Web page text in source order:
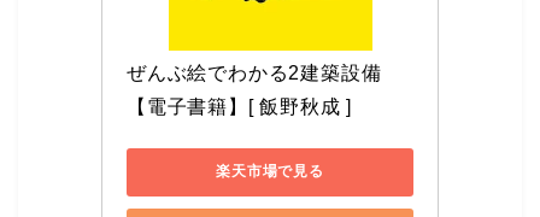
ぜんぶ絵でわかる2建築設備
【電子書籍】[ 飯野秋成 ]
楽天市場で見る